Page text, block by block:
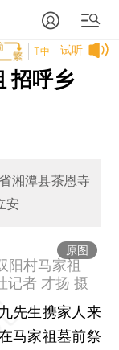
试听
T中
招呼乡
湘潭县茶恩寺
安
原图
阳村马家祖
记者 才扬 摄
先生携家人来
马家祖墓前祭